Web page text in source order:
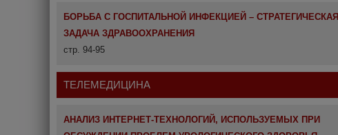
БОРЬБА С ГОСПИТАЛЬНОЙ ИНФЕКЦИЕЙ – СТРАТЕГИЧЕСКАЯ
ЗАДАЧА ЗДРАВООХРАНЕНИЯ
стр. 94-95
ТЕЛЕМЕДИЦИНА
АНАЛИЗ ИНТЕРНЕТ-ТЕХНОЛОГИЙ, ИСПОЛЬЗУЕМЫХ ПРИ